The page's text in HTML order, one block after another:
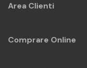
Area Clienti
Comprare Online